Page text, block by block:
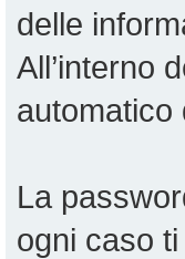
delle
All’interno
automatico
La
ogni caso